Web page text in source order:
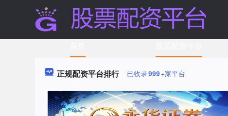
正规配资平台排行 已收录999+家平台